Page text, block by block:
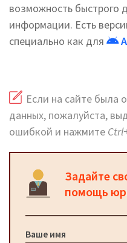
возможность быстрого
информации. Есть
специально как для
Если на сайте была
данных, пожалуйста,
ошибкой и нажмите
Задайте
помощь
Ваше имя